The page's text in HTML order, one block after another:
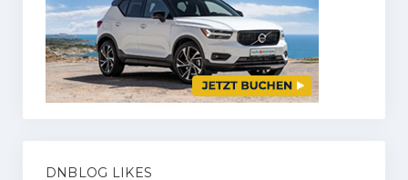
DNBLOG LIKES